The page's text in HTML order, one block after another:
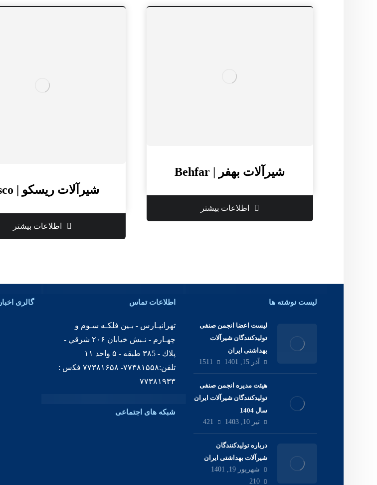
شیرآلات بهفر | Behfar
اطلاعات بیشتر
شیرآلات ریسکو | Risco
اطلاعات بیشتر
لیست نوشته ها
لیست اعضا انجمن صنفی
تولیدکنندگان شیرآلات
بهداشتی ایران
آذر 15, 1401
1511
هیئت مدیره انجمن صنفی
تولیدکنندگان شیرآلات ایران
سال 1404
تیر 10, 1403
421
درباره تولیدکنندگان
شیرآلات بهداشتی ایران
شهریور 19, 1401
210
اطلاعات تماس
ﺗﻬﺮﺍﻧﭙـﺎﺭﺱ - ﺑـﻴﻦ ﻓﻠﻜـﻪ ﺳـﻮﻡ ﻭ
ﭼﻬـﺎﺭﻡ - ﻧـﺒﺶ ﺧﻴﺎﺑﺎﻥ ۲۰۶ ﺷﺮﻗﻲ -
ﭘﻼﻙ - ۳۸5 ﻃﺒﻘﻪ - ۵ ﻭﺍﺣﺪ ۱۱
ﺗﻠﻔﻦ:۷۷۳۸۱۵۵۸- ۷۷۳۸۱۶۵۸ ﻓﻜس :
۷۷۳۸۱۹۳۳
شبکه های اجتماعی
گالری اخبار